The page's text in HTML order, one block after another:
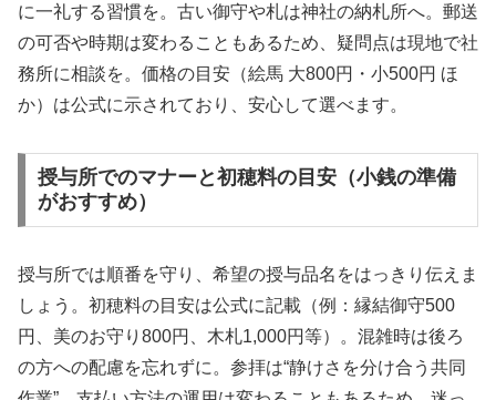
に一礼する習慣を。古い御守や札は神社の納札所へ。郵送
の可否や時期は変わることもあるため、疑問点は現地で社
務所に相談を。価格の目安（絵馬 大800円・小500円 ほ
か）は公式に示されており、安心して選べます。
授与所でのマナーと初穂料の目安（小銭の準備
がおすすめ）
授与所では順番を守り、希望の授与品名をはっきり伝えま
しょう。初穂料の目安は公式に記載（例：縁結御守500
円、美のお守り800円、木札1,000円等）。混雑時は後ろ
の方への配慮を忘れずに。参拝は“静けさを分け合う共同